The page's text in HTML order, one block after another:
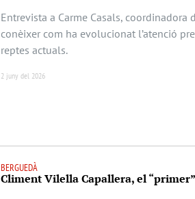
Entrevista a Carme Casals, coordinadora
conèixer com ha evolucionat l’atenció
reptes actuals.
2 juny del 2026
BERGUEDÀ
Climent Vilella Capallera, el